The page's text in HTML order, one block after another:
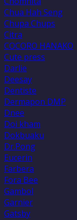
Chua Hah Seng
Chupa Chups
Citra
COCORO HANAKO
Cute press
Darlie
Deesay
Dentiste
Dermapon DMP
Dnee
Doi kham
Dokbuaku
Dr.Pong
Eucerin
Farbera
Fora Bee
Gambol
Garnier
Gatsby